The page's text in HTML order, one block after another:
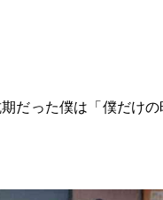
だった僕は「僕だけの